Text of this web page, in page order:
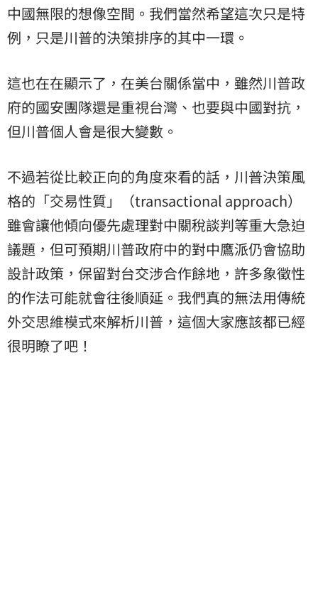
中國無限的想像空間。我們當然希望這次只是特
例，只是川普的決策排序的其中一環。
這也在在顯示了，在美台關係當中，雖然川普政
府的國安團隊還是重視台灣、也要與中國對抗，
但川普個人會是很大變數。
不過若從比較正向的角度來看的話，川普決策風
格的「交易性質」（transactional approach）
雖會讓他傾向優先處理對中關稅談判等重大急迫
議題，但可預期川普政府中的對中鷹派仍會協助
設計政策，保留對台交涉合作餘地，許多象徵性
的作法可能就會往後順延。我們真的無法用傳統
外交思維模式來解析川普，這個大家應該都已經
很明瞭了吧！